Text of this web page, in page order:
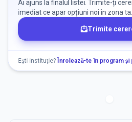
Ai ajuns la finalul listei. Trimite-ți
imediat ce apar opțiuni noi în zona ta.
Trimite
Ești instituție? Înrolează-te în program